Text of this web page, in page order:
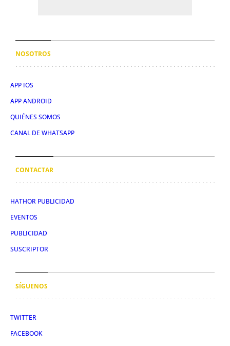
NOSOTROS
APP IOS
APP ANDROID
QUIÉNES SOMOS
CANAL DE WHATSAPP
CONTACTAR
HATHOR PUBLICIDAD
EVENTOS
PUBLICIDAD
SUSCRIPTOR
SÍGUENOS
TWITTER
FACEBOOK